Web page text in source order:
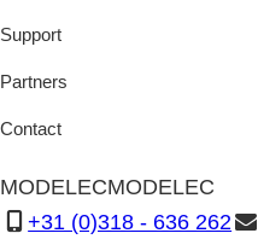
Support
Partners
Contact
MODELECMODELEC
+31 (0)318 - 636 262